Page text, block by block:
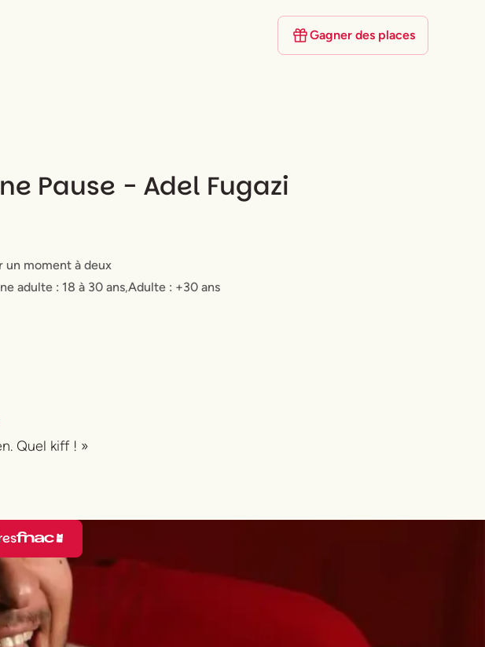
Gagner des places
Pause - Adel Fugazi
un moment à deux
adulte : 18 à 30 ans,Adulte : +30 ans
Quel kiff ! »